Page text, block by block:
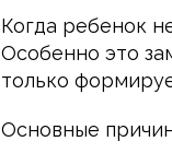
Когда ребенок
Особенно это
только
Основные